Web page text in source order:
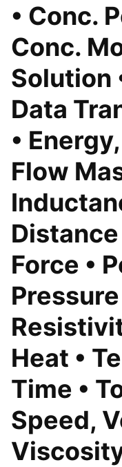
• Conc.
Conc.
Solution
Data
•
Flow
Force •
Heat •
Time •
Speed,